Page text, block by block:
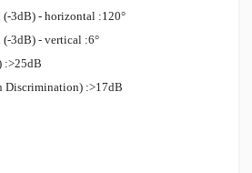
(-3dB) - horizontal :120°
(-3dB) - vertical :6°
:>25dB
Discrimination) :>17dB